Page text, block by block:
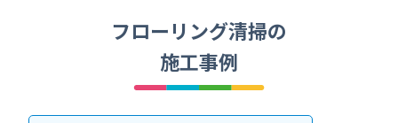
フローリング清掃の
施工事例